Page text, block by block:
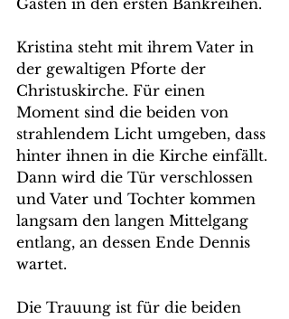
Gästen in den ersten Bankreihen.
Kristina steht mit ihrem Vater in
der gewaltigen Pforte der
Christuskirche. Für einen
Moment sind die beiden von
strahlendem Licht umgeben, dass
hinter ihnen in die Kirche einfällt.
Dann wird die Tür verschlossen
und Vater und Tochter kommen
langsam den langen Mittelgang
entlang, an dessen Ende Dennis
wartet.
Die Trauung ist für die beiden